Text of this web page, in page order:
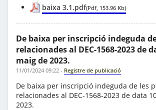
baixa 3.1.pdf(Pdf, 153.96 Kb)
De baixa per inscripció indeguda
relacionades al DEC-1568-2023 de
maig de 2023.
11/01/2024 09:22 - Registre de publicació
De baixa per inscripció indeguda de les
relacionades al DEC-1568-2023 de data
2023.